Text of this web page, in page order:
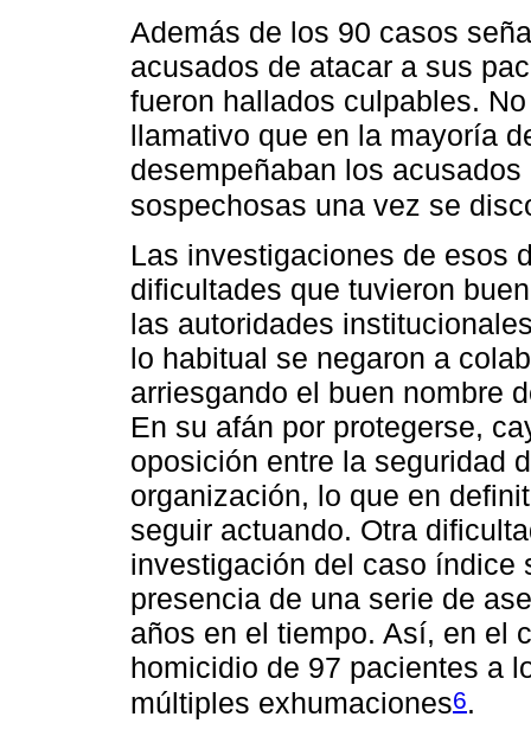
Además de los 90 casos
acusados de atacar a sus
fueron hallados culpables.
llamativo que en la mayoría
desempeñaban los
sospechosas una vez se
Las investigaciones de esos
dificultades que tuvieron
las autoridades
lo habitual se negaron a
arriesgando el buen nombre
En su afán por protegerse,
oposición entre la seguridad
organización, lo que en
seguir actuando. Otra
investigación del caso índice
presencia de una serie de
años en el tiempo. Así, en el
homicidio de 97 pacientes a
múltiples exhumaciones6.